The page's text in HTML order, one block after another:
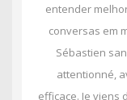
entender
conversas em
Sébastien
attentionné,
efficace. Je viens